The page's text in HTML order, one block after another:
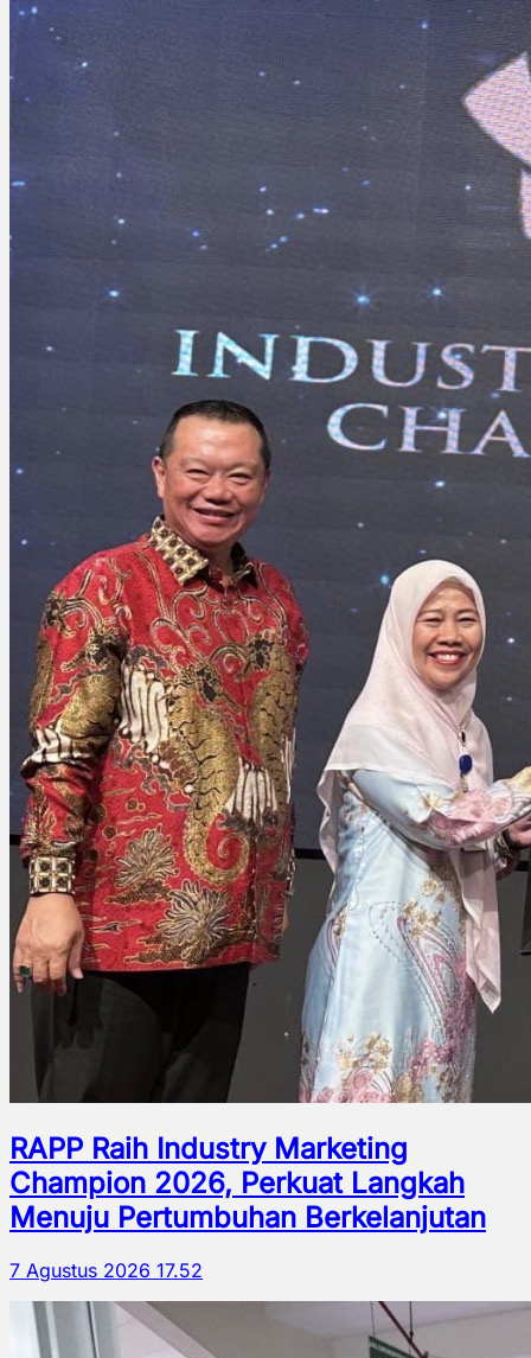
RAPP Raih Industry Marketing
Champion 2026, Perkuat Langkah
Menuju Pertumbuhan Berkelanjutan
7 Agustus 2026 17.52